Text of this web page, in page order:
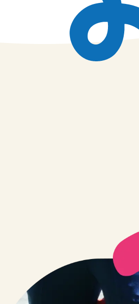
開始日 ８月１７日 １０：
３０から受付開始。 参加を
ご希望の方は、お電話また
はホームページのお問い合
わせフォームより、「入園説